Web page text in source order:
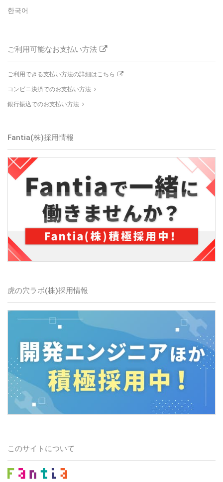
한국어
ご利用可能なお支払い方法
ご利用できる支払い方法の詳細はこちら
コンビニ決済でのお支払い方法
銀行振込でのお支払い方法
Fantia(株)採用情報
虎の穴ラボ(株)採用情報
このサイトについて